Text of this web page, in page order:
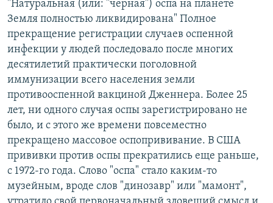
"Натуральная (или: "черная") оспа на планете
Земля полностью ликвидирована" Полное
прекращение регистрации случаев оспенной
инфекции у людей последовало после многих
десятилетий практически поголовной
иммунизации всего населения земли
противооспенной вакциной Дженнера. Более 25
лет, ни одного случая оспы зарегистрировано не
было, и с этого же времени повсеместно
прекращено массовое оспопрививание. В США
прививки против оспы прекратились еще раньше,
с 1972-го года. Слово "оспа" стало каким-то
музейным, вроде слов "динозавр" или "мамонт",